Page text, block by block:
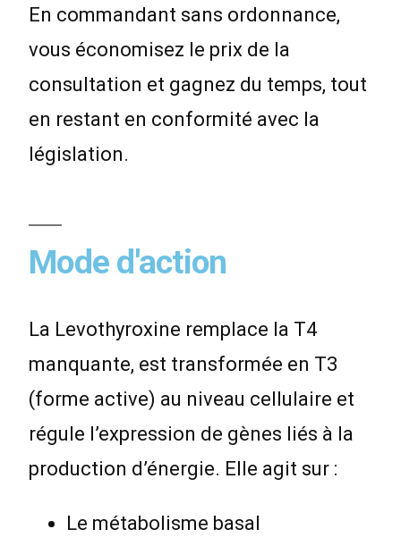
En commandant sans ordonnance,
vous économisez le prix de la
consultation et gagnez du temps, tout
en restant en conformité avec la
législation.
Mode d'action
La Levothyroxine remplace la T4
manquante, est transformée en T3
(forme active) au niveau cellulaire et
régule l’expression de gènes liés à la
production d’énergie. Elle agit sur :
Le métabolisme basal